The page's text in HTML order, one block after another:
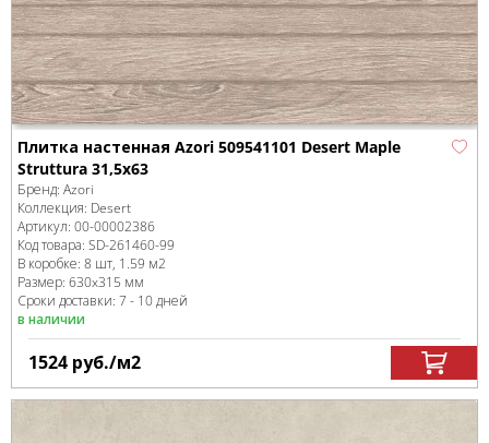
Плитка настенная Azori 509541101 Desert Maple
Struttura 31,5x63
Бренд: Azori
Коллекция: Desert
Артикул: 00-00002386
Код товара: SD-261460-99
В коробке: 8 шт, 1.59 м2
Размер: 630x315 мм
Сроки доставки: 7 - 10 дней
в наличии
1524 руб./м2